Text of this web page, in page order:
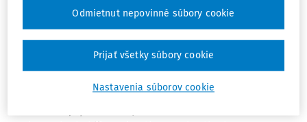
bezpečnosti a ochrany zdravia pri práci (ďalej "BOZP"),
medzi jednotlivými účastníkmi výstavby, vrátane
kontroly stavu vyhradených technických zariadení
(ďalej "VTZ"),
kontrola montáže a obslúh VTZ, výstavby lešení a
Nastavenia súborov cookie
Odmietnut nepovinné súbory cookie
Prijať všetky súbory cookie